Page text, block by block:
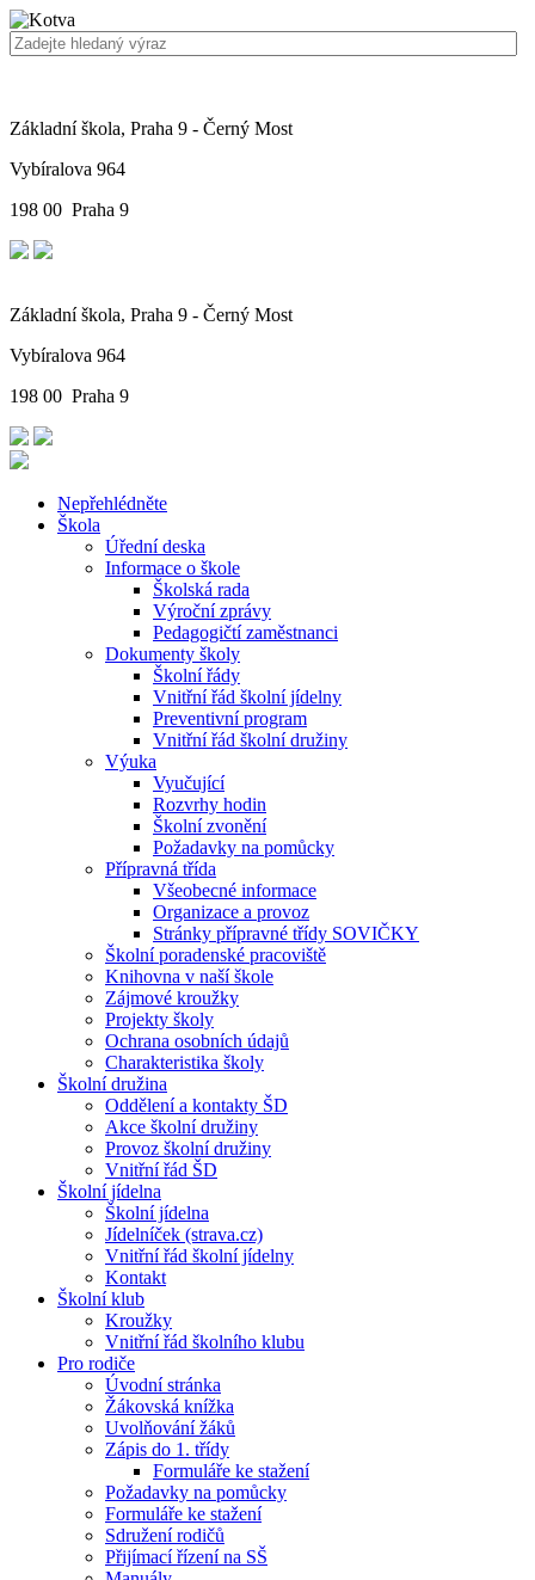
Základní škola, Praha 9 - Černý Most
Vybíralova 964
198 00 Praha 9
Základní škola, Praha 9 - Černý Most
Vybíralova 964
198 00 Praha 9
Nepřehlédněte
Škola
Úřední deska
Informace o škole
Školská rada
Výroční zprávy
Pedagogičtí zaměstnanci
Dokumenty školy
Školní řády
Vnitřní řád školní jídelny
Preventivní program
Vnitřní řád školní družiny
Výuka
Vyučující
Rozvrhy hodin
Školní zvonění
Požadavky na pomůcky
Přípravná třída
Všeobecné informace
Organizace a provoz
Stránky přípravné třídy SOVIČKY
Školní poradenské pracoviště
Knihovna v naší škole
Zájmové kroužky
Projekty školy
Ochrana osobních údajů
Charakteristika školy
Školní družina
Oddělení a kontakty ŠD
Akce školní družiny
Provoz školní družiny
Vnitřní řád ŠD
Školní jídelna
Školní jídelna
Jídelníček (strava.cz)
Vnitřní řád školní jídelny
Kontakt
Školní klub
Kroužky
Vnitřní řád školního klubu
Pro rodiče
Úvodní stránka
Žákovská knížka
Uvolňování žáků
Zápis do 1. třídy
Formuláře ke stažení
Požadavky na pomůcky
Formuláře ke stažení
Sdružení rodičů
Přijímací řízení na SŠ